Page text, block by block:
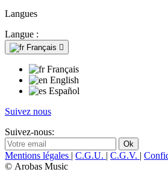
Langues
Langue :
Français 
Français
English
Español
Suivez nous
Suivez-nous:
Mentions légales | C.G.U. | C.G.V. |
© Arobas Music